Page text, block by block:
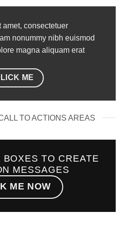
amet, consectetuer
nonummy nibh euismod
magna aliquam erat
ME
TO ACTIONS AREAS
TO CREATE
MESSAGES
ME NOW